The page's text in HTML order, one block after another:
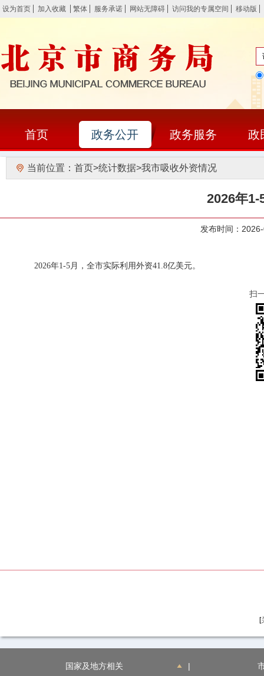
设为首页 加入收藏 繁体 服务承诺 网站无障碍 访问我的专属空间 移动版
首页 政务公开 政务服务 政
当前位置： 首页>统计数据>我市吸收外资情况
2026年1-
发布时间：
2026年1-5月，全市实际利用外资41.8亿美元。
扫
[
国家及地方相关 |